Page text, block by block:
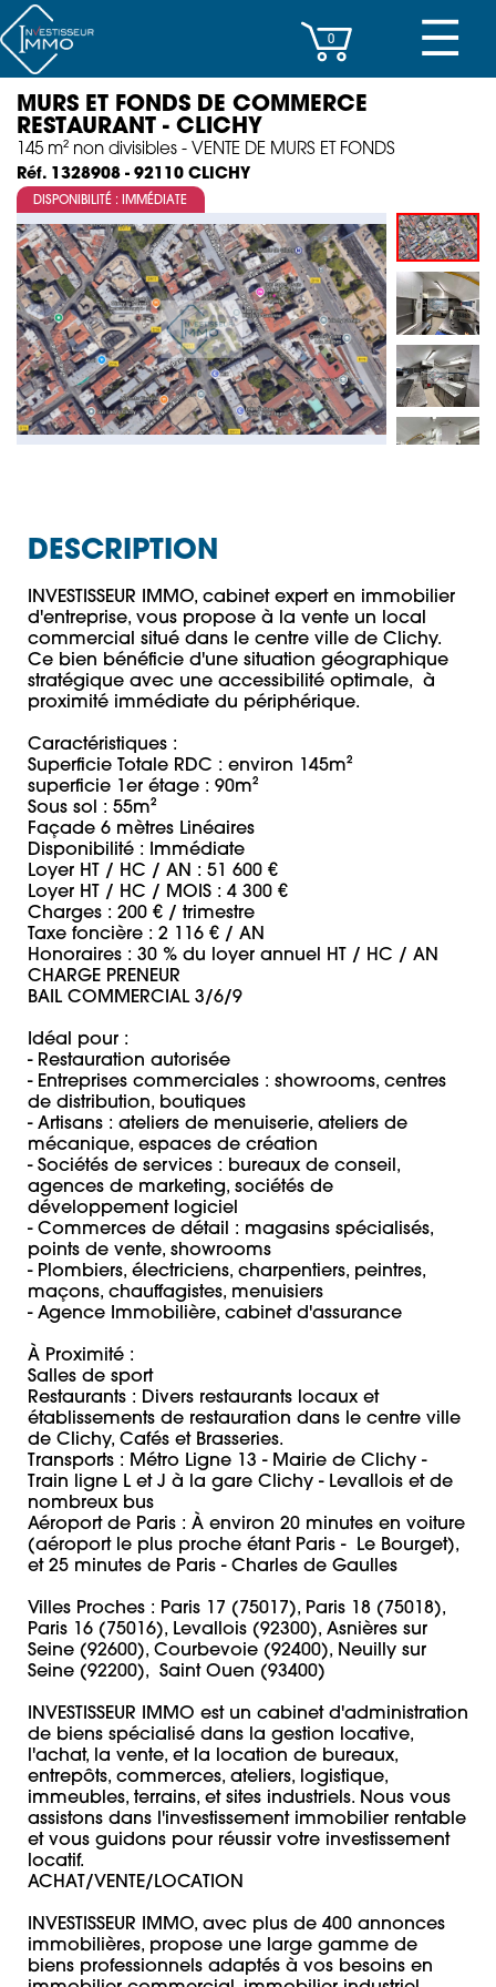
CENTRES D’AFFAIRES
IMMEUBLES DE RAPPORT
PROPERTY MANAGEMENT
PROGRAMMES NEUFS
INVESTISSEMENT
SOCIÉTÉ
ACTUALITÉS
☰
0
MURS ET FONDS DE COMMERCE
RESTAURANT - CLICHY
145 m² non divisibles - VENTE DE MURS ET FONDS
Réf. 1328908 - 92110 CLICHY
DISPONIBILITÉ : IMMÉDIATE
DESCRIPTION
INVESTISSEUR IMMO, cabinet expert en immobilier
d'entreprise, vous propose à la vente un local
commercial situé dans le centre ville de Clichy.
Ce bien bénéficie d'une situation géographique
stratégique avec une accessibilité optimale,  à
proximité immédiate du périphérique.
Caractéristiques :
Superficie Totale RDC : environ 145m²
superficie 1er étage : 90m²
Sous sol : 55m²
Façade 6 mètres Linéaires
Disponibilité : Immédiate
Loyer HT / HC / AN : 51 600 €
Loyer HT / HC / MOIS : 4 300 €
Charges : 200 € / trimestre
Taxe foncière : 2 116 € / AN
Honoraires : 30 % du loyer annuel HT / HC / AN
CHARGE PRENEUR
BAIL COMMERCIAL 3/6/9
Idéal pour :
- Restauration autorisée
- Entreprises commerciales : showrooms, centres
de distribution, boutiques
- Artisans : ateliers de menuiserie, ateliers de
mécanique, espaces de création
- Sociétés de services : bureaux de conseil,
agences de marketing, sociétés de
développement logiciel
- Commerces de détail : magasins spécialisés,
points de vente, showrooms
- Plombiers, électriciens, charpentiers, peintres,
maçons, chauffagistes, menuisiers
- Agence Immobilière, cabinet d'assurance
À Proximité :
Salles de sport
Restaurants : Divers restaurants locaux et
établissements de restauration dans le centre ville
de Clichy, Cafés et Brasseries.
Transports : Métro Ligne 13 - Mairie de Clichy -
Train ligne L et J à la gare Clichy - Levallois et de
nombreux bus
Aéroport de Paris : À environ 20 minutes en voiture
(aéroport le plus proche étant Paris -  Le Bourget),
et 25 minutes de Paris - Charles de Gaulles
Villes Proches : Paris 17 (75017), Paris 18 (75018),
Paris 16 (75016), Levallois (92300), Asnières sur
Seine (92600), Courbevoie (92400), Neuilly sur
Seine (92200),  Saint Ouen (93400)
INVESTISSEUR IMMO est un cabinet d'administration
de biens spécialisé dans la gestion locative,
l'achat, la vente, et la location de bureaux,
entrepôts, commerces, ateliers, logistique,
immeubles, terrains, et sites industriels. Nous vous
assistons dans l'investissement immobilier rentable
et vous guidons pour réussir votre investissement
locatif.
ACHAT/VENTE/LOCATION
INVESTISSEUR IMMO, avec plus de 400 annonces
immobilières, propose une large gamme de
biens professionnels adaptés à vos besoins en